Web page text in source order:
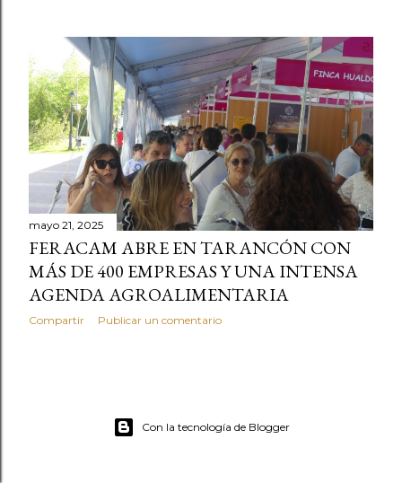
mayo 21, 2025
FERACAM ABRE EN TARANCÓN CON
MÁS DE 400 EMPRESAS Y UNA INTENSA
AGENDA AGROALIMENTARIA
Compartir Publicar un comentario
Con la tecnología de Blogger